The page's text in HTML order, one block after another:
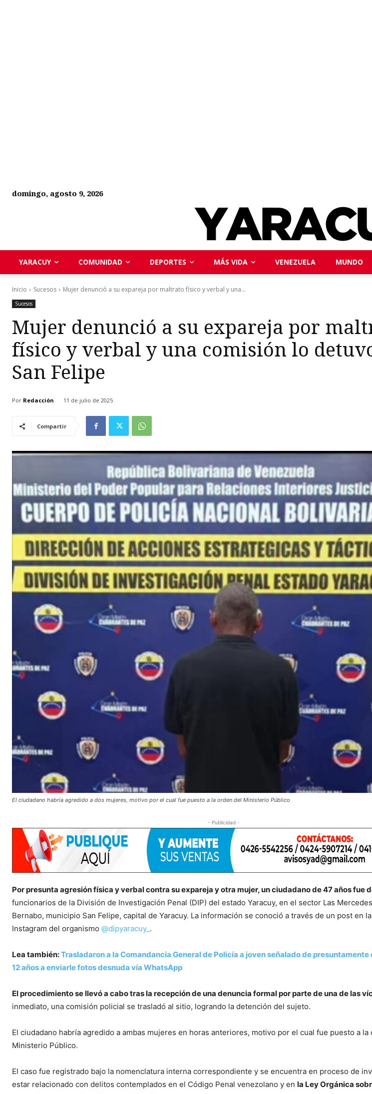
domingo, agosto 9, 2026
YARACUY COMUNIDAD DEPORTES MÁS VIDA VENEZUELA MUNDO
Inicio Sucesos Mujer denunció a su expareja por maltrato físico y verbal y una...
Sucesos
Mujer denunció a su expareja por
físico y verbal y una comisión lo
San Felipe
Por Redacción 11 de julio de 2025
Compartir
El ciudadano habría agredido a dos mujeres, motivo por el cual fue puesto a la orden del Ministerio Público
- Publicidad -
Por presunta agresión física y verbal contra su expareja y otra mujer, un ciudadano de 47 años fue
funcionarios de la División de Investigación Penal (DIP) del estado Yaracuy, en el sector Las
Bernabo, municipio San Felipe, capital de Yaracuy. La información se conoció a través de un post en
Instagram del organismo @dipyaracuy_ .
Lea también:Trasladaron a la Comandancia General de Policía a joven señalado de presuntamente
12 años a enviarle fotos desnuda vía WhatsApp
El procedimiento se llevó a cabo tras la recepción de una denuncia formal por parte de una de las
inmediato, una comisión policial se trasladó al sitio, logrando la detención del sujeto.
El ciudadano habría agredido a ambas mujeres en horas anteriores, motivo por el cual fue puesto a la
Ministerio Público.
El caso fue registrado bajo la nomenclatura interna correspondiente y se encuentra en proceso de
estar relacionado con delitos contemplados en el Código Penal venezolano y en la Ley Orgánica